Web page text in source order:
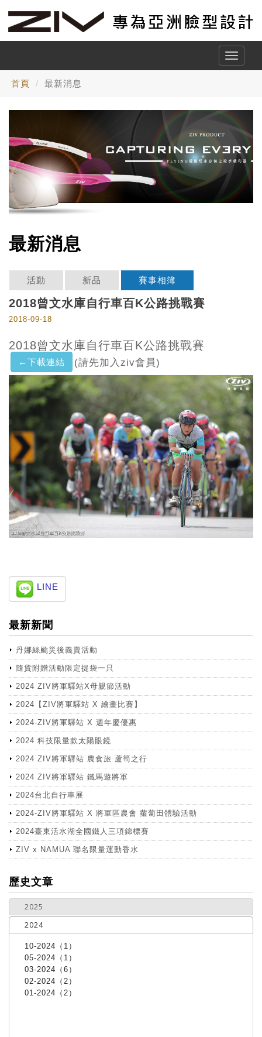
Toggle
首頁 最新消息
最新消息
活動 新品 賽事相簿
2018曾文水庫自行車百K公路挑戰賽
2018-09-18
2018曾文水庫自行車百K公路挑戰賽
←下載連結 (請先加入ziv會員)
LINE
最新新聞
丹娜絲颱災後義賣活動
隨貨附贈活動限定提袋一只
2024 ZIV將軍驛站X母親節活動
2024【ZIV將軍驛站 X 繪畫比賽】
2024-ZIV將軍驛站 X 週年慶優惠
2024 科技限量款太陽眼鏡
2024 ZIV將軍驛站 農食旅 蘆筍之行
2024 ZIV將軍驛站 鐵馬遊將軍
2024台北自行車展
2024-ZIV將軍驛站 X 將軍區農會 蘿蔔田體驗活動
2024臺東活水湖全國鐵人三項錦標賽
ZIV x NAMUA 聯名限量運動香水
more
歷史文章
2025
2024
10-2024（1）
05-2024（1）
03-2024（6）
02-2024（2）
01-2024（2）